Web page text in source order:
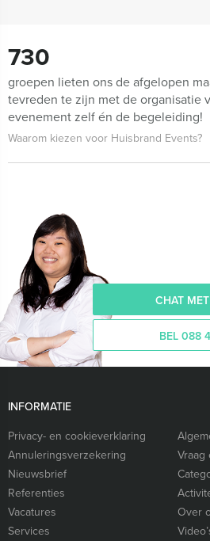
730
groepen lieten ons de afgelopen
tevreden te zijn met de organisatie
evenement zelf én de begeleiding!
Waarom kiezen voor Huisbrand Events?
CHAT
BEL 088
INFORMATIE
Privacy- en cookieverklaring
Annuleringsverzekering
Vraag
Nieuwsbrief
Referenties
Vacatures
Over
Services